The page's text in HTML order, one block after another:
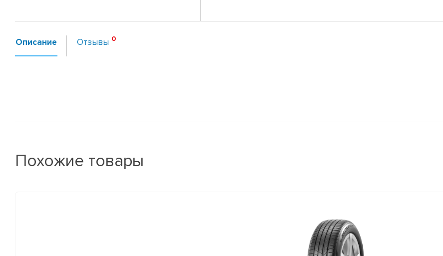
Описание Отзывы
Похожие товары